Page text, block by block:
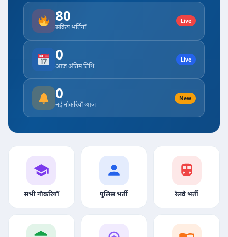
80
सक्रिय भर्तियाँ
Live
0
आज अंतिम तिथि
Live
0
नई नौकरियाँ आज
New
सभी नौकरियाँ पुलिस भर्ती रेलवे भर्ती